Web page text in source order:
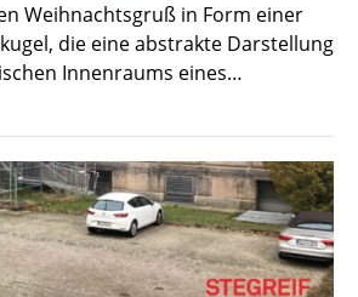
Weihnachtsgruß in Form einer
die eine abstrakte Darstellung
Innenraums eines…